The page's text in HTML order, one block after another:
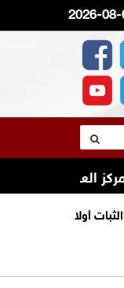
العربي الطبي/
أولا